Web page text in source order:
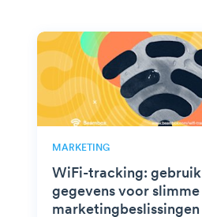
MARKETING
WiFi-tracking: gebruik
gegevens voor slimme
marketingbeslissingen